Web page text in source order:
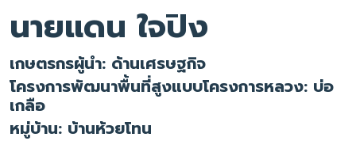
นายแดน ใจปิง
เกษตรกรผู้นำ: ด้านเศรษฐกิจ
โครงการพัฒนาพื้นที่สูงแบบโครงการหลวง: บ่อ
เกลือ
หมู่บ้าน: บ้านห้วยโทน